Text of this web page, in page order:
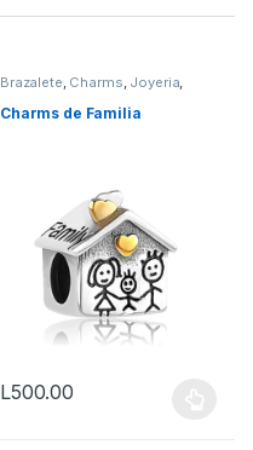
Brazalete, Charms, Joyeria,
Charms de Familia
L500.00